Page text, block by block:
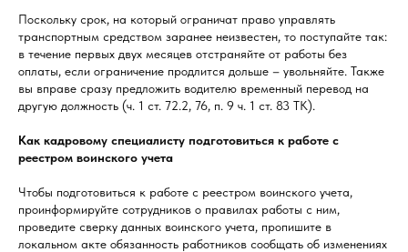
Поскольку срок, на который ограничат право управлять
транспортным средством заранее неизвестен, то поступайте так:
в течение первых двух месяцев отстраняйте от работы без
оплаты, если ограничение продлится дольше – увольняйте. Также
вы вправе сразу предложить водителю временный перевод на
другую должность (ч. 1 ст. 72.2, 76, п. 9 ч. 1 ст. 83 ТК).
Как кадровому специалисту подготовиться к работе с
реестром воинского учета
Чтобы подготовиться к работе с реестром воинского учета,
проинформируйте сотрудников о правилах работы с ним,
проведите сверку данных воинского учета, пропишите в
локальном акте обязанность работников сообщать об изменениях